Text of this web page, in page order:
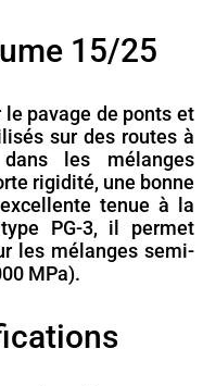
15/25
pavage de ponts et
sur des routes à
les mélanges
rigidité, une bonne
tenue à la
PG-3, il permet
les mélanges semi-
MPa).